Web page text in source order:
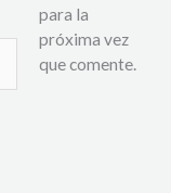
para la
próxima vez
que comente.